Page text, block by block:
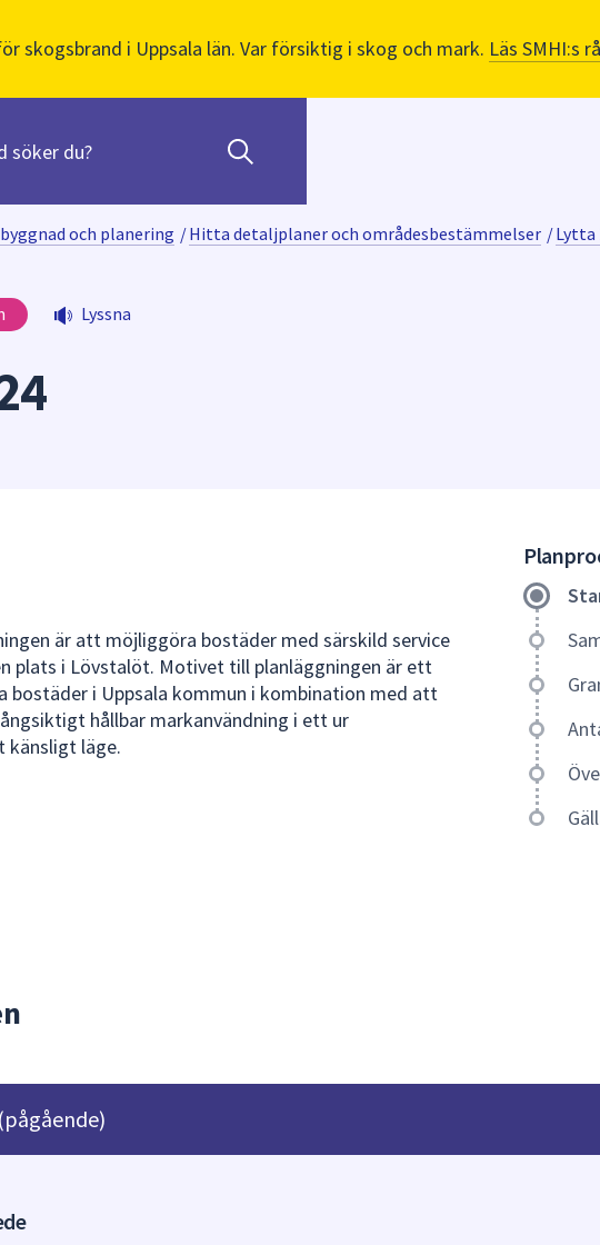
skogsbrand i Uppsala län. Var försiktig i skog och mark. Läs SMHI:s
och planering /Hitta detaljplaner och områdesbestämmelser /Lytta
Lyssna
är att möjliggöra bostäder med särskild service
plats i Lövstalöt. Motivet till planläggningen är ett
bostäder i Uppsala kommun i kombination med att
hållbar markanvändning i ett ur
känsligt läge.
(pågående)